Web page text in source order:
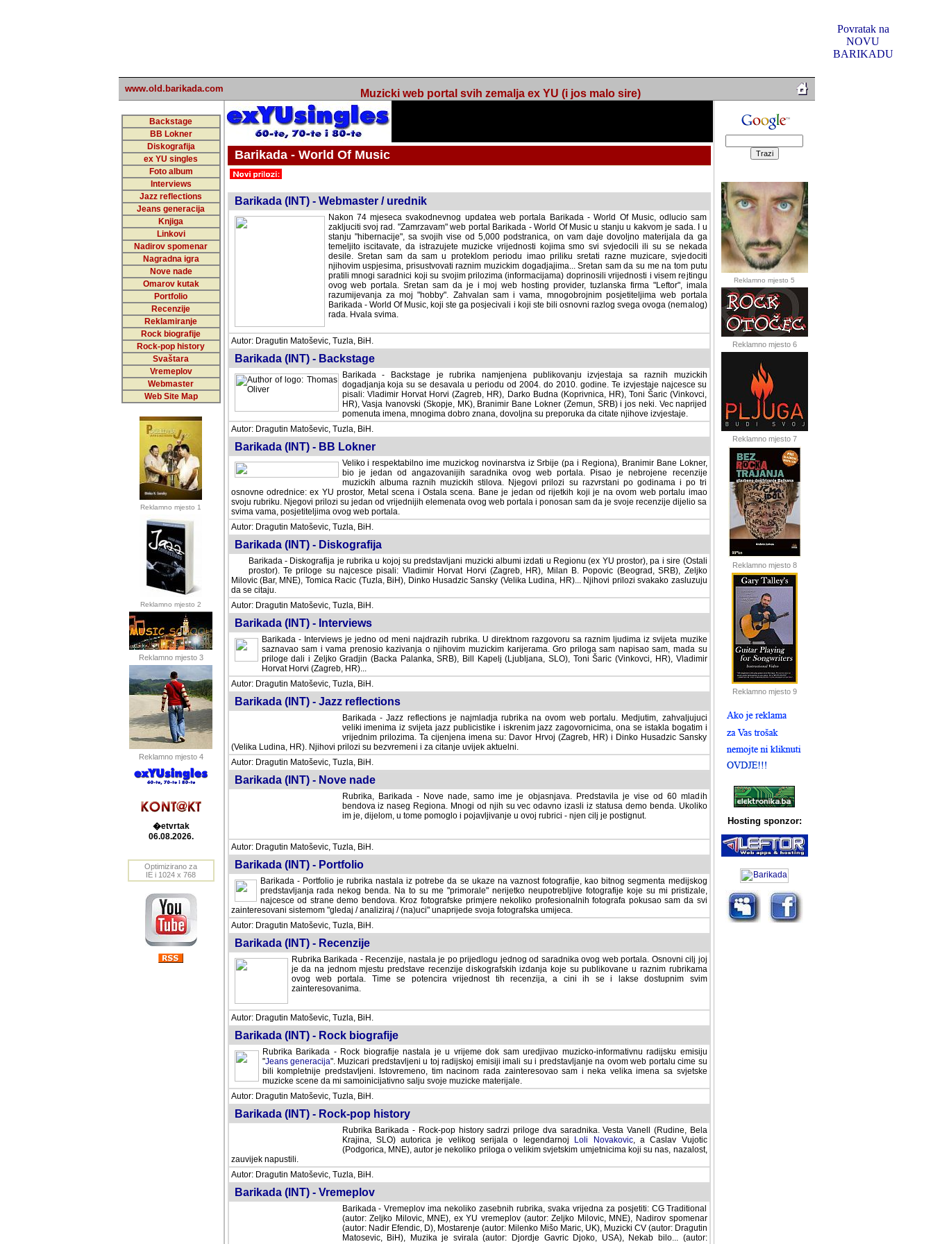
Povratak na
NOVU
BARIKADU
www.old.barikada.com Muzicki web portal svih zemalja ex YU (i jos malo sire)
Backstage
BB Lokner
Diskografija
ex YU singles
Foto album
Interviews
Jazz reflections
Jeans generacija
Knjiga
Linkovi
Nadirov spomenar
Nagradna igra
Nove nade
Omarov kutak
Portfolio
Recenzije
Reklamiranje
Rock biografije
Rock-pop history
Svaštara
Vremeplov
Webmaster
Web Site Map
Reklamno mjesto 1
Reklamno mjesto 2
Reklamno mjesto 3
Reklamno mjesto 4
�etvrtak
06.08.2026.
Optimizirano za
IE i 1024 x 768
Barikada - World Of Music
Barikada (INT) - Webmaster / urednik
Nakon 74 mjeseca svakodnevnog updatea web portala Barikada - World Of Music, odlucio sam
zakljuciti svoj rad. "Zamrzavam" web portal Barikada - World Of Music u stanju u kakvom je sada. I u
stanju "hibernacije", sa svojih vise od 5,000 podstranica, on vam daje dovoljno materijala da ga
temeljito iscitavate, da istrazujete muzicke vrijednosti kojima smo svi svjedocili ili su se nekada desile.
Sretan sam da sam u proteklom periodu imao priliku sretati razne muzicare, svjedociti njihovim
uspjesima, prisustvovati raznim muzickim dogadjajima... Sretan sam da su me na tom putu pratili
mnogi saradnici koji su svojim prilozima (informacijama) doprinosili vrijednosti i visem rejtingu ovog
web portala. Sretan sam da je i moj web hosting provider, tuzlanska firma "Leftor", imala
razumijevanja za moj "hobby". Zahvalan sam i vama, mnogobrojnim posjetiteljima web portala
Barikada - World Of Music, koji ste ga posjecivali i koji ste bili osnovni razlog svega ovoga (nemalog)
rada. Hvala svima.
Autor: Dragutin Matoševic, Tuzla, BiH.
Barikada (INT) - Backstage
Barikada - Backstage je rubrika namjenjena publikovanju izvjestaja sa raznih muzickih
dogadjanja koja su se desavala u periodu od 2004. do 2010. godine. Te izvjestaje najcesce su
pisali: Vladimir Horvat Horvi (Zagreb, HR), Darko Budna (Koprivnica, HR), Toni Šaric (Vinkovci,
HR), Vasja Ivanovski (Skopje, MK), Branimir Bane Lokner (Zemun, SRB) i jos neki. Vec naprijed
pomenuta imena, mnogima dobro znana, dovoljna su preporuka da citate njihove izvjestaje.
Autor: Dragutin Matoševic, Tuzla, BiH.
Barikada (INT) - BB Lokner
Veliko i respektabilno ime muzickog novinarstva iz Srbije (pa i Regiona), Branimir Bane Lokner,
bio je jedan od angazovanijih saradnika ovog web portala. Pisao je nebrojene recenzije muzickih
albuma raznih muzickih stilova. Njegovi prilozi su razvrstani po godinama i po tri osnovne
odrednice: ex YU prostor, Metal scena i Ostala scena. Bane je jedan od rijetkih koji je na ovom web portalu imao svoju rubriku.
Njegovi prilozi su jedan od vrijednijih elemenata ovog web portala i ponosan sam da je svoje recenzije dijelio sa svima vama,
posjetiteljima ovog web portala.
Autor: Dragutin Matoševic, Tuzla, BiH.
Barikada (INT) - Diskografija
Barikada - Diskografija je rubrika u kojoj su predstavljani muzicki albumi izdati u Regionu (ex YU prostor), pa i sire (Ostali
prostor). Te priloge su najcesce pisali: Vladimir Horvat Horvi (Zagreb, HR), Milan B. Popovic (Beograd, SRB), Zeljko Milovic
(Bar, MNE), Tomica Racic (Tuzla, BiH), Dinko Husadzic Sansky (Velika Ludina, HR)... Njihovi prilozi svakako zasluzuju da se
citaju.
Autor: Dragutin Matoševic, Tuzla, BiH.
Barikada (INT) - Interviews
Barikada - Interviews je jedno od meni najdrazih rubrika. U direktnom razgovoru sa raznim ljudima iz svijeta muzike
saznavao sam i vama prenosio kazivanja o njihovim muzickim karijerama. Gro priloga sam napisao sam, mada su
priloge dali i Zeljko Gradjin (Backa Palanka, SRB), Bill Kapelj (Ljubljana, SLO), Toni Šaric (Vinkovci, HR), Vladimir
Horvat Horvi (Zagreb, HR)...
Autor: Dragutin Matoševic, Tuzla, BiH.
Barikada (INT) - Jazz reflections
Barikada - Jazz reflections je najmladja rubrika na ovom web portalu. Medjutim, zahvaljujuci veliki
imenima iz svijeta jazz publicistike i iskrenim jazz zagovornicima, ona se istakla bogatim i
vrijednim prilozima. Ta cijenjena imena su: Davor Hrvoj (Zagreb, HR) i Dinko Husadzic Sansky
(Velika Ludina, HR). Njihovi prilozi su bezvremeni i za citanje uvijek aktuelni.
Autor: Dragutin Matoševic, Tuzla, BiH.
Barikada (INT) - Nove nade
Rubrika, Barikada - Nove nade, samo ime je objasnjava. Predstavila je vise od 60 mladih
bendova iz naseg Regiona. Mnogi od njih su vec odavno izasli iz statusa demo benda. Ukoliko im
je, dijelom, u tome pomoglo i pojavljivanje u ovoj rubrici - njen cilj je postignut.
Autor: Dragutin Matoševic, Tuzla, BiH.
Barikada (INT) - Portfolio
Barikada - Portfolio je rubrika nastala iz potrebe da se ukaze na vaznost fotografije, kao bitnog segmenta medijskog
predstavljanja rada nekog benda. Na to su me "primorale" nerijetko neupotrebljive fotografije koje su mi pristizale,
najcesce od strane demo bendova. Kroz fotografske primjere nekoliko profesionalnih fotografa pokusao sam da svi
zainteresovani sistemom "gledaj / analiziraj / (na)uci" unaprijede svoja fotografska umijeca.
Autor: Dragutin Matoševic, Tuzla, BiH.
Barikada (INT) - Recenzije
Rubrika Barikada - Recenzije, nastala je po prijedlogu jednog od saradnika ovog web portala. Osnovni cilj joj
je da na jednom mjestu predstave recenzije diskografskih izdanja koje su publikovane u raznim rubrikama
ovog web portala. Time se potencira vrijednost tih recenzija, a cini ih se i lakse dostupnim svim
zainteresovanima.
Autor: Dragutin Matoševic, Tuzla, BiH.
Barikada (INT) - Rock biografije
Rubrika Barikada - Rock biografije nastala je u vrijeme dok sam uredjivao muzicko-informativnu radijsku emisiju
"Jeans generacija". Muzicari predstavljeni u toj radijskoj emisiji imali su i predstavljanje na ovom web portalu cime su
bili kompletnije predstavljeni. Istovremeno, tim nacinom rada zainteresovao sam i neka velika imena sa svjetske
muzicke scene da mi samoinicijativno salju svoje muzicke materijale.
Autor: Dragutin Matoševic, Tuzla, BiH.
Barikada (INT) - Rock-pop history
Rubrika Barikada - Rock-pop history sadrzi priloge dva saradnika. Vesta Vanell (Rudine, Bela
Krajina, SLO) autorica je velikog serijala o legendarnoj
Loli Novakovic, a Caslav Vujotic
(Podgorica, MNE), autor je nekoliko priloga o velikim svjetskim umjetnicima koji su nas, nazalost,
zauvijek napustili.
Autor: Dragutin Matoševic, Tuzla, BiH.
Barikada (INT) - Vremeplov
Barikada - Vremeplov ima nekoliko zasebnih rubrika, svaka vrijedna za posjetiti: CG Traditional
(autor: Zeljko Milovic, MNE), ex YU vremeplov (autor: Zeljko Milovic, MNE), Nadirov spomenar
(autor: Nadir Efendic, D), Mostarenje (autor: Milenko Mišo Maric, UK), Muzicki CV (autor: Dragutin
Matosevic, BiH), Muzika je svirala (autor: Djordje Gavric Djoko, USA), Nekab bilo... (autor:
Reklamno mjesto 5
Reklamno mjesto 6
Reklamno mjesto 7
Reklamno mjesto 8
Reklamno mjesto 9
Hosting sponzor: